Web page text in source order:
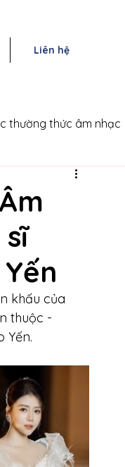
Liên hệ
thường thức âm nhạc
khấu của
thuộc -
Yến.